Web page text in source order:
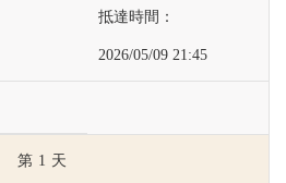
2026/05/09 21:45
1